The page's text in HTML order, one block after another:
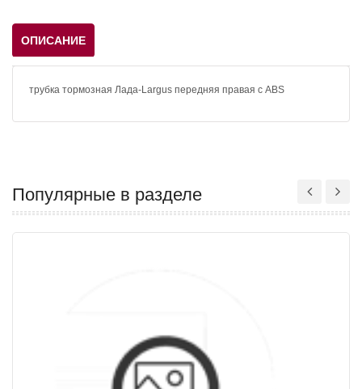
ОПИСАНИЕ
трубка тормозная Лада-Largus передняя правая с ABS
Популярные в разделе